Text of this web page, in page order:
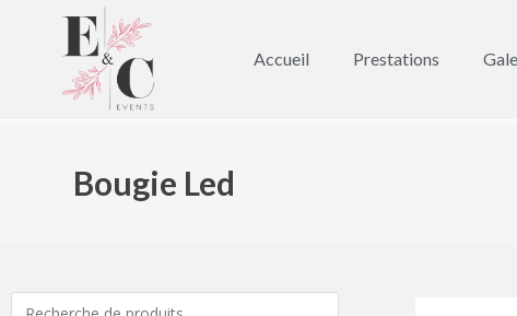
Accueil Prestations
Bougie Led